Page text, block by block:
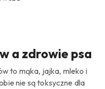
a zdrowie psa
to mąka, jajka, mleko i
nie są toksyczne dla